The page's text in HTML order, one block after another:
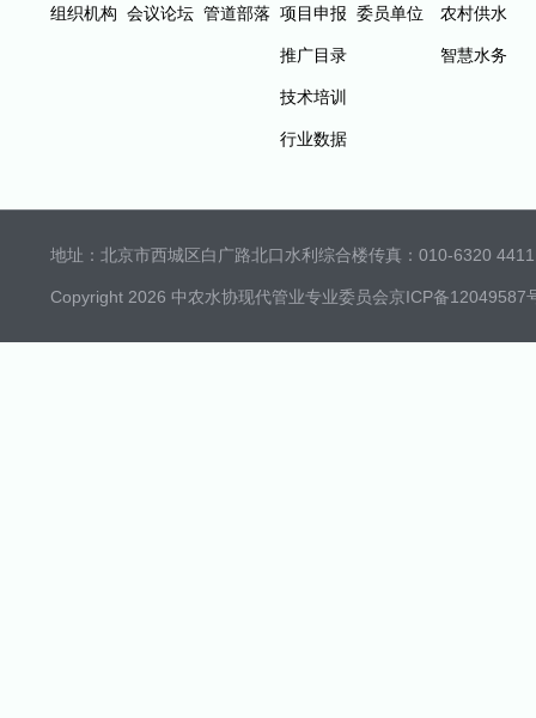
组织机构 会议论坛 管道部落 项目申报
推广目录
技术培训
行业数据
委员单位 农村供水
智慧水务
地址：北京市西城区白广路北口水利综合楼传真：010-6320
Copyright 2026 中农水协现代管业专业委员会京ICP备12049587